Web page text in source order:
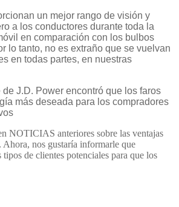
un mejor rango de visión y
a los conductores durante toda la
en comparación con los bulbos
lo tanto, no es extraño que se vuelvan
en todas partes, en nuestras
de J.D. Power encontró que los faros
más deseada para los compradores
NOTICIAS anteriores sobre las ventajas
Ahora, nos gustaría informarle que
de clientes potenciales para que los